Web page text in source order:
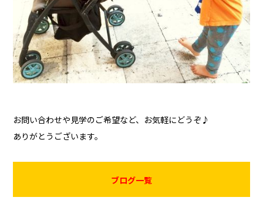
お問い合わせや見学のご希望など、お気軽にどうぞ♪
ありがとうございます。
ブログ一覧